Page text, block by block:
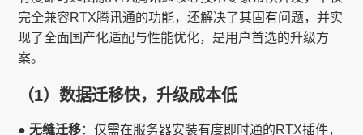
完全兼容RTX腾讯通的功能，还解决了其固有问题，并实
现了全面国产化适配与性能优化，是用户首选的升级方
案。
（1）数据迁移快，升级成本低
● 无缝迁移：仅需在服务器安装有度即时通的RTX插件，